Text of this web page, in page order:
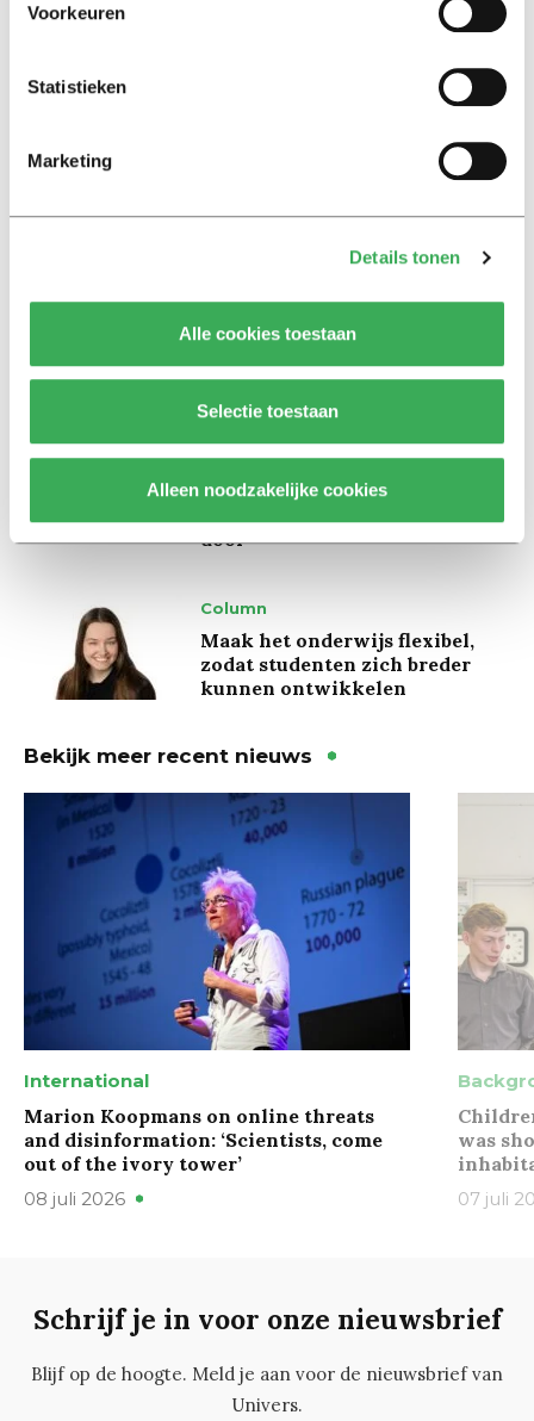
Voorkeuren
Statistieken
Marketing
Details tonen
Alle cookies toestaan
Selectie toestaan
Alleen noodzakelijke cookies
bedreigingen en desinformatie:
‘Wetenschappers, kom die
kregen er een paar miljoen
inwoners bij’
Ritalin, koffie en
slaapmiddelen: zo komen
door
Column
Maak het onderwijs flexibel,
zodat studenten zich breder
kunnen ontwikkelen
Bekijk meer recent nieuws
International
Marion Koopmans on online threats
and disinformation: ‘Scientists, come
out of the ivory tower’
08 juli 2026
was
07 juli
Schrijf je in voor onze nieuwsbrief
Blijf op de hoogte. Meld je aan voor de nieuwsbrief van
Univers.